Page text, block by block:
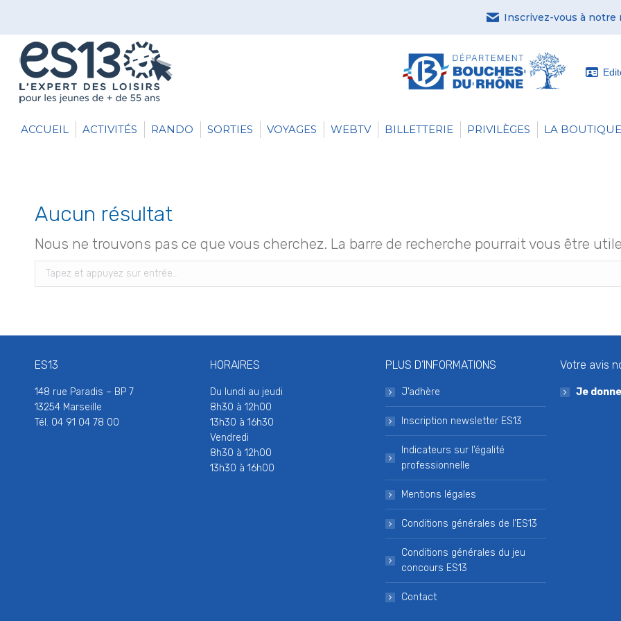
Inscrivez-vous à
ACCUEIL ACTIVITÉS RANDO SORTIES VOYAGES WEBTV BILLETTERIE PRIVILÈGES LA BOUTIQUE
Aucun résultat
Nous ne trouvons pas ce que vous cherchez. La barre de recherche pourrait vous être utile
Recherche
:
ES13
148 rue Paradis – BP 7
13254 Marseille
Tél. 04 91 04 78 00
HORAIRES
Du lundi au jeudi
8h30 à 12h00
13h30 à 16h30
Vendredi
8h30 à 12h00
13h30 à 16h00
PLUS D’INFORMATIONS
J’adhère
Inscription newsletter ES13
Indicateurs sur l’égalité
professionnelle
Mentions légales
Conditions générales de l’ES13
Conditions générales du jeu
concours ES13
Contact
Votre avis
Je